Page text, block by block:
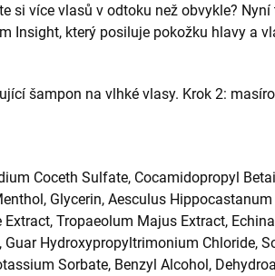
si více vlasů v odtoku než obvykle?
Insight, který posiluje pokožku hlavy a
šampon na vlhké vlasy. Krok 2:
Coceth Sulfate, Cocamidopropyl
Glycerin, Aesculus
Tropaeolum Majus Extract,
Guar Hydroxypropyltrimonium Chloride,
Sorbate, Benzyl Alcohol,